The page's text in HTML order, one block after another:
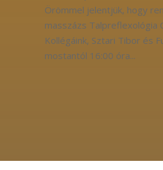
Örömmel jelentjük, hogy
masszázs Talpreflexológia
Kollégáink, Sztari Tibor és
mostantól 16:00 óra...